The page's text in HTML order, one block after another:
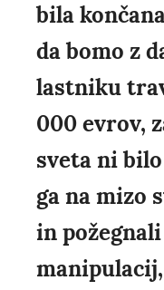
bila
da bomo z
lastniku
000 evrov,
sveta ni
ga na mizo
in